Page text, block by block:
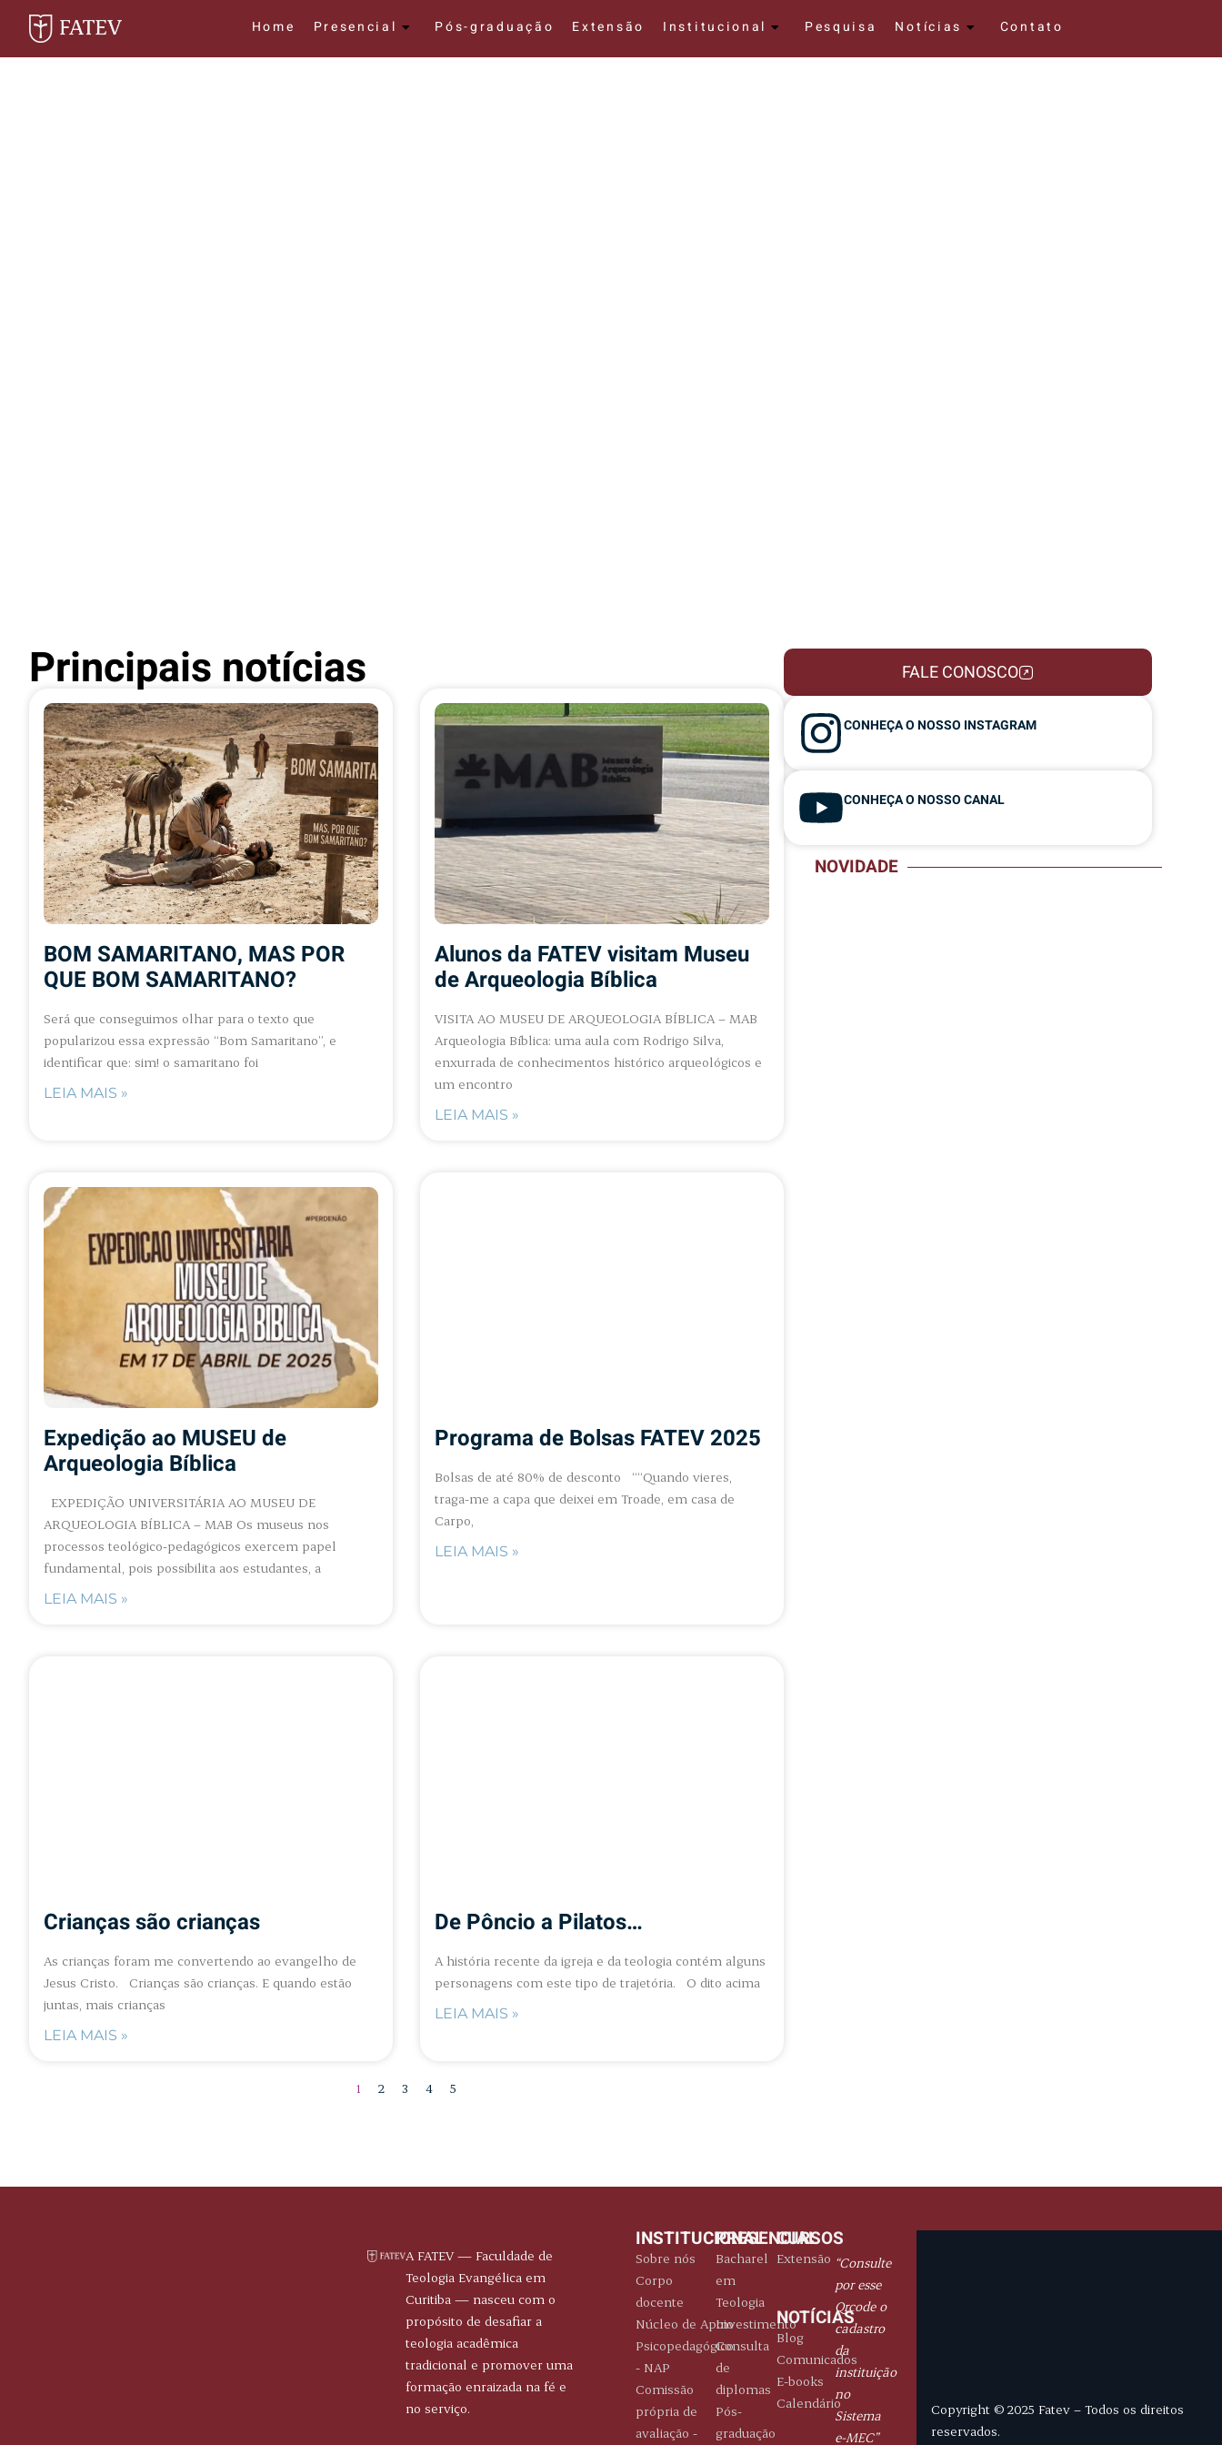
Home Presencial Pós-graduação Extensão Institucional Pesquisa Notícias Contato
Principais notícias
BOM SAMARITANO, MAS POR
QUE BOM SAMARITANO?
Será que conseguimos olhar para o texto que
popularizou essa expressão “Bom Samaritano”, e
identificar que: sim! o samaritano foi
LEIA MAIS »
Alunos da FATEV visitam Museu
de Arqueologia Bíblica
VISITA AO MUSEU DE ARQUEOLOGIA BÍBLICA – MAB
Arqueologia Bíblica: uma aula com Rodrigo Silva,
enxurrada de conhecimentos histórico arqueológicos e
um encontro
LEIA MAIS »
Expedição ao MUSEU de
Arqueologia Bíblica
EXPEDIÇÃO UNIVERSITÁRIA AO MUSEU DE
ARQUEOLOGIA BÍBLICA – MAB Os museus nos
processos teológico-pedagógicos exercem papel
fundamental, pois possibilita aos estudantes, a
LEIA MAIS »
Programa de Bolsas FATEV 2025
Bolsas de até 80% de desconto ““Quando vieres,
traga-me a capa que deixei em Troade, em casa de
Carpo,
LEIA MAIS »
Crianças são crianças
As crianças foram me convertendo ao evangelho de
Jesus Cristo. Crianças são crianças. E quando estão
juntas, mais crianças
LEIA MAIS »
De Pôncio a Pilatos…
A história recente da igreja e da teologia contém alguns
personagens com este tipo de trajetória. O dito acima
LEIA MAIS »
1 2 3 4 5
FALE CONOSCO
CONHEÇA O NOSSO INSTAGRAM
CONHEÇA O NOSSO CANAL
NOVIDADE
A FATEV — Faculdade de
Teologia Evangélica em
Curitiba — nasceu com o
propósito de desafiar a
teologia acadêmica
tradicional e promover uma
formação enraizada na fé e
no serviço.
INSTITUCIONAL
Sobre nós
Corpo
docente
Núcleo de Apoio
Psicopedagógico
- NAP
Comissão
própria de
avaliação -
PRESENCIAL
Bacharel
em
Teologia
Investimento
Consulta
de
diplomas
Pós-
graduação
CURSOS
Extensão
NOTÍCIAS
Blog
Comunicados
E-books
Calendário
“Consulte
por esse
Qrcode o
cadastro
da
instituição
no
Sistema
e-MEC”
Copyright © 2025 Fatev – Todos os direitos
reservados.